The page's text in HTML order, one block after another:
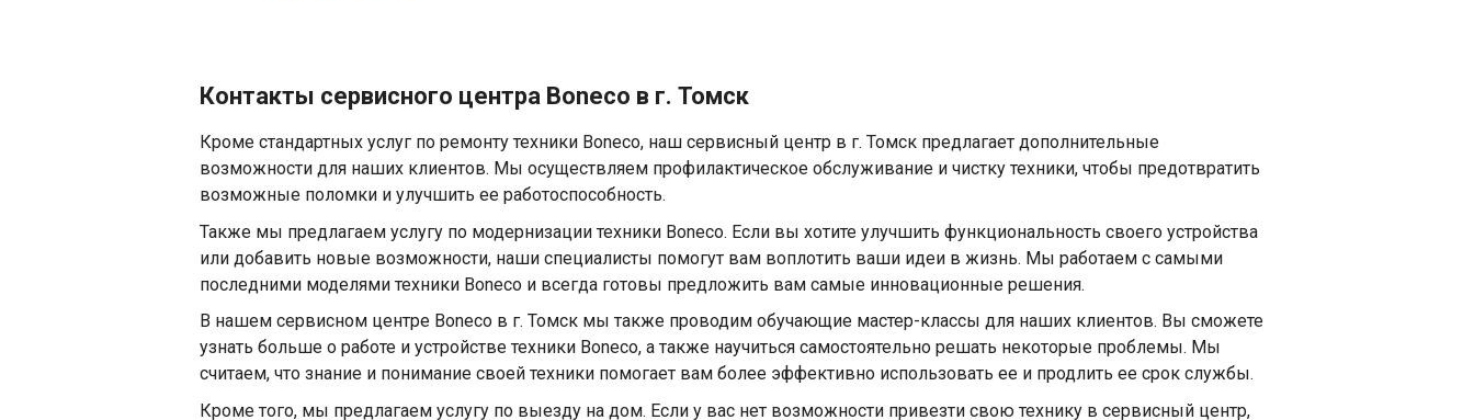
Контакты сервисного центра Boneco в г. Томск
Кроме стандартных услуг по ремонту техники Boneco, наш сервисный центр в г. Томск предлагает дополнительные
возможности для наших клиентов. Мы осуществляем профилактическое обслуживание и чистку техники, чтобы предотвратить
возможные поломки и улучшить ее работоспособность.
Также мы предлагаем услугу по модернизации техники Boneco. Если вы хотите улучшить функциональность своего устройства
или добавить новые возможности, наши специалисты помогут вам воплотить ваши идеи в жизнь. Мы работаем с самыми
последними моделями техники Boneco и всегда готовы предложить вам самые инновационные решения.
В нашем сервисном центре Boneco в г. Томск мы также проводим обучающие мастер-классы для наших клиентов. Вы сможете
узнать больше о работе и устройстве техники Boneco, а также научиться самостоятельно решать некоторые проблемы. Мы
считаем, что знание и понимание своей техники помогает вам более эффективно использовать ее и продлить ее срок службы.
Кроме того, мы предлагаем услугу по выезду на дом. Если у вас нет возможности привезти свою технику в сервисный центр,